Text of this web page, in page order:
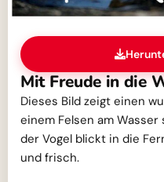
Mit Freude in die
Dieses Bild zeigt einen
einem Felsen am
der Vogel blickt in die
und frisch.